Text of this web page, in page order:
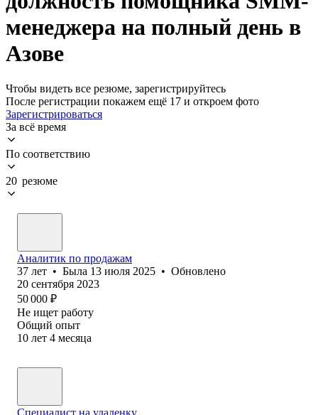
менеджера на полный день в
Азове
Чтобы видеть все резюме, зарегистрируйтесь
После регистрации покажем ещё 17 и откроем фото
Зарегистрироваться
За всё время
По соответствию
20 резюме
Аналитик по продажам
37 лет • Была 13 июля 2025 • Обновлено
20 сентября 2023
50 000 ₽
Не ищет работу
Общий опыт
10 лет 4 месяца
Специалист на удаленку